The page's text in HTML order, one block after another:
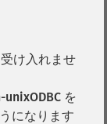
け入れませ
を
になります